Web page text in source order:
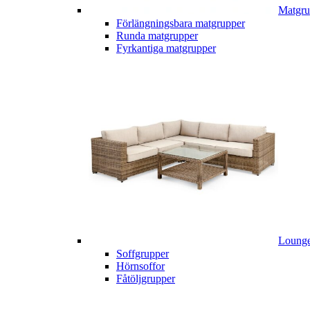
Förlängningsbara matgrupper
Runda matgrupper
Fyrkantiga matgrupper
Soffgrupper
Hörnsoffor
Fåtöljgrupper